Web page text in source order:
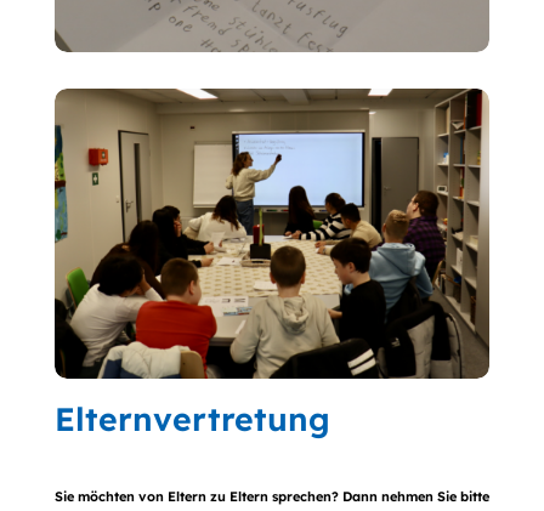
Elternvertretung
Sie möchten von Eltern zu Eltern sprechen? Dann nehmen Sie bitte